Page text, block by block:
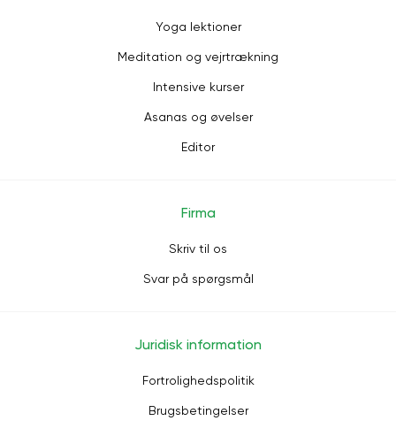
Yoga lektioner
Meditation og vejrtrækning
Intensive kurser
Asanas og øvelser
Editor
Firma
Skriv til os
Svar på spørgsmål
Juridisk information
Fortrolighedspolitik
Brugsbetingelser